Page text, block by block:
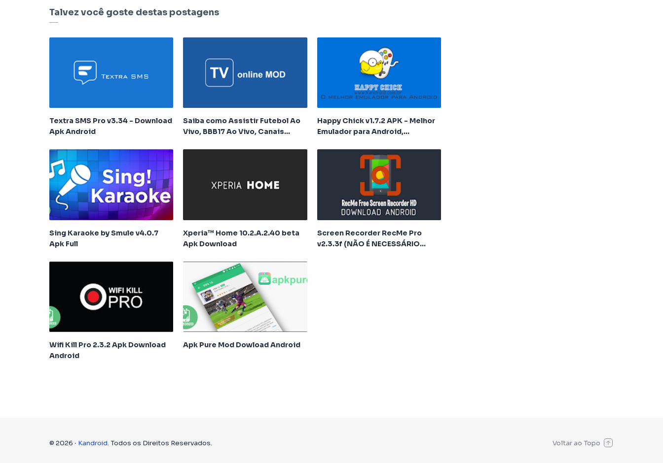
Talvez você goste destas postagens
Textra SMS Pro v3.34 - Download
Apk Android
Saiba como Assistir Futebol Ao
Vivo, BBB17 Ao Vivo, Canais
Happy Chick v1.7.2 APK - Melhor
Emulador para Android,
Sing Karaoke by Smule v4.0.7
Apk Full
Xperia™ Home 10.2.A.2.40 beta
Apk Download
Screen Recorder RecMe Pro
v2.3.3f (NÃO É NECESSÁRIO
Wifi Kill Pro 2.3.2 Apk Download
Android
Apk Pure Mod Dowload Android
© 2026 ‧ Kandroid. Todos os Direitos Reservados.